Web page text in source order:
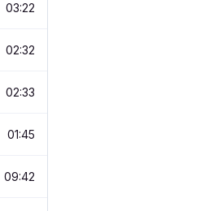
03:22
02:32
02:33
01:45
09:42